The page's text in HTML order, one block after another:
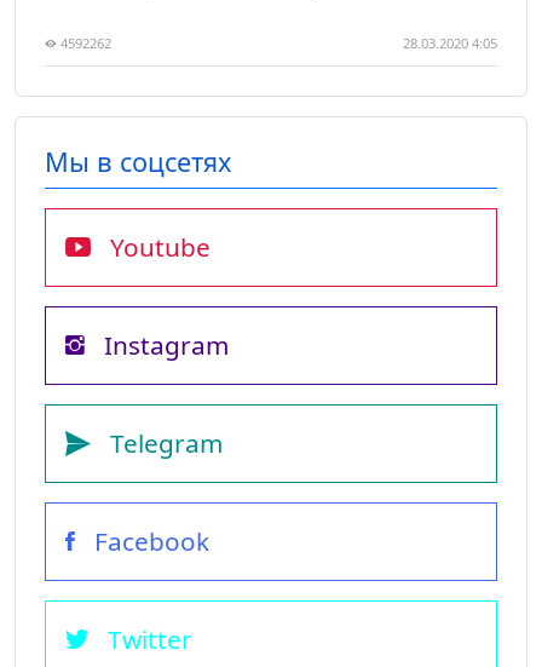
4592262 28.03.2020 4:05
Мы в соцсетях
Youtube
Instagram
Telegram
Facebook
Twitter